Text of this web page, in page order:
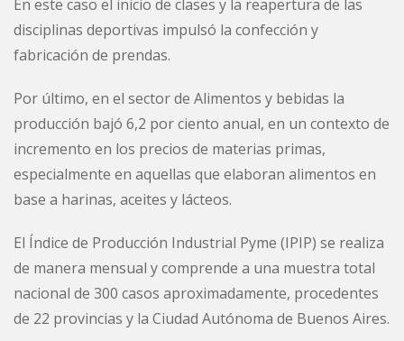
En este caso el inicio de clases y la reapertura de las
disciplinas deportivas impulsó la confección y
fabricación de prendas.
Por último, en el sector de Alimentos y bebidas la
producción bajó 6,2 por ciento anual, en un contexto de
incremento en los precios de materias primas,
especialmente en aquellas que elaboran alimentos en
base a harinas, aceites y lácteos.
El Índice de Producción Industrial Pyme (IPIP) se realiza
de manera mensual y comprende a una muestra total
nacional de 300 casos aproximadamente, procedentes
de 22 provincias y la Ciudad Autónoma de Buenos Aires.